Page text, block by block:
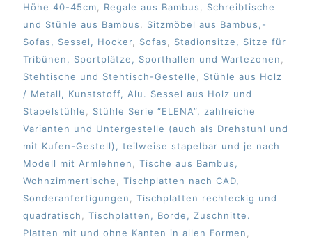
Höhe 40-45cm
Regale aus Bambus
Schreibtische
und Stühle aus Bambus
Sitzmöbel aus Bambus,-
Sofas, Sessel, Hocker
Sofas
Stadionsitze, Sitze für
Tribünen, Sportplätze, Sporthallen und Wartezonen
Stehtische und Stehtisch-Gestelle
Stühle aus Holz
/ Metall, Kunststoff, Alu. Sessel aus Holz und
Stapelstühle
Stühle Serie “ELENA”, zahlreiche
Varianten und Untergestelle (auch als Drehstuhl und
mit Kufen-Gestell), teilweise stapelbar und je nach
Modell mit Armlehnen
Tische aus Bambus,
Wohnzimmertische
Tischplatten nach CAD,
Sonderanfertigungen
Tischplatten rechteckig und
quadratisch
Tischplatten, Borde, Zuschnitte.
Platten mit und ohne Kanten in allen Formen